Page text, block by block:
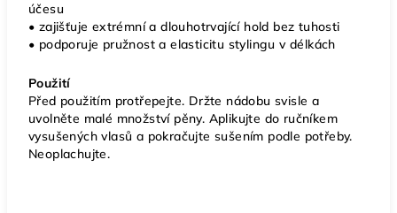
účesu
• zajišťuje extrémní a dlouhotrvající hold bez tuhosti
• podporuje pružnost a elasticitu stylingu v délkách
Použití
Před použitím protřepejte. Držte nádobu svisle a
uvolněte malé množství pěny. Aplikujte do ručníkem
vysušených vlasů a pokračujte sušením podle potřeby.
Neoplachujte.